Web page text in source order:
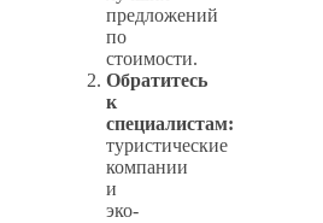
предложений
по
стоимости.
Обратитесь
к
специалистам:
туристические
компании
и
эко-